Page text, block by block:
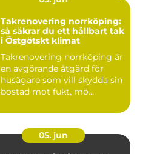
Takrenovering norrköping:
så säkrar du ett hållbart tak
i Östgötskt klimat
Takrenovering norrköping är
en avgörande åtgärd för
husägare som vill skydda sin
bostad mot fukt, mö...
05. jun